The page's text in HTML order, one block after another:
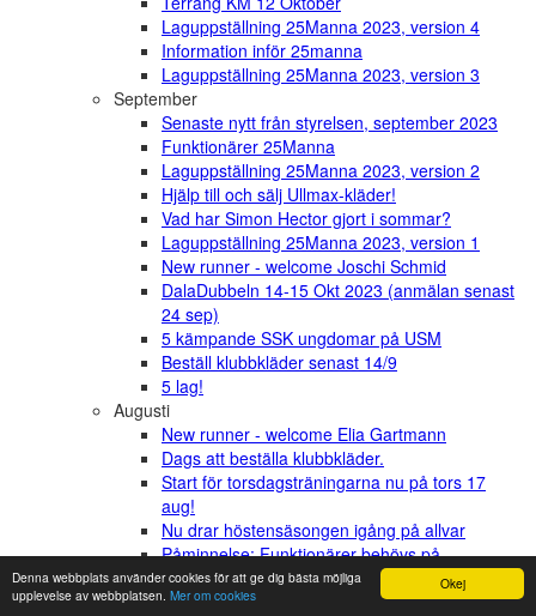
Okej
Denna webbplats använder cookies för att ge dig bästa möjliga
upplevelse av webbplatsen. Mer om cookies
Laguppställning 25Manna 2023, version 4
Information inför 25manna
Laguppställning 25Manna 2023, version 3
September
Senaste nytt från styrelsen, september 2023
Funktionärer 25Manna
Laguppställning 25Manna 2023, version 2
Hjälp till och sälj Ullmax-kläder!
Vad har Simon Hector gjort i sommar?
Laguppställning 25Manna 2023, version 1
New runner - welcome Joschi Schmid
DalaDubbeln 14-15 Okt 2023 (anmälan senast
24 sep)
5 kämpande SSK ungdomar på USM
Beställ klubbkläder senast 14/9
5 lag!
Augusti
New runner - welcome Elia Gartmann
Dags att beställa klubbkläder.
Start för torsdagsträningarna nu på tors 17
aug!
Nu drar höstensäsongen igång på allvar
Påminnelse: Funktionärer behövs på
Midnattsloppet 19 Aug samt på Trail-lopp i
Paradiset 16 Sep